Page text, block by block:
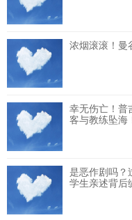
浓烟滚滚！曼
幸无伤亡！普
客与教练坠海
是恶作剧吗？
学生亲述背后